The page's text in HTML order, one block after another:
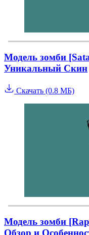
Модель зомби
Уникальный Скин
Скачать (0.8 МБ)
Модель зомби
Обзор и